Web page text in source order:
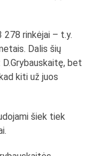
278 rinkėjai – t.y.
Dalis šių
bet
kiti už juos
šiek tiek